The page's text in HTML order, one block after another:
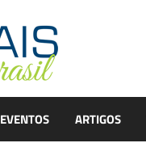
EVENTOS ARTIGOS